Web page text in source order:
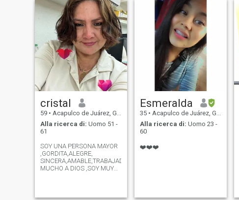
cristal
59 • Acapulco de Juárez, Guerrero, Messico
Alla ricerca di: Uomo 51 -
61
SOY UNA PERSONA MAYOR
,GORDITA,ALEGRE,
SINCERA,AMABLE,TRABAJADORA,AMO
MUCHO A DIOS ,SOY MUY
MUSICA Y LOS
Esmeralda
35 • Acapulco de Juárez, Guerrero, Messico
Alla ricerca di: Uomo 23 -
60
❤️❤️❤️